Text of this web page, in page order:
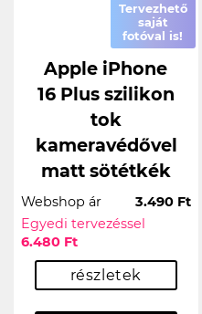
Tervezhető
saját
fotóval is!
Apple iPhone
16 Plus szilikon
tok
kameravédővel
matt sötétkék
Webshop ár
3.490 Ft
Egyedi tervezéssel
6.480 Ft
részletek